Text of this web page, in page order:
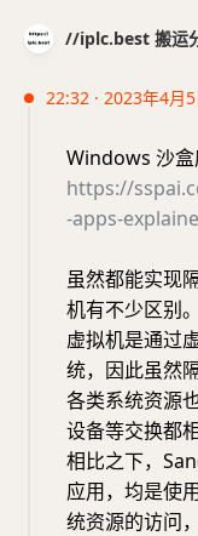
//iplc.best 搬运
22:32 · 2023年4月5
Windows 沙
https://
-apps-
虽然都能实现
机有不少区别。
虚拟机是通过
统，因此虽然
各类系统资源
设备等交换都
相比之下，
应用，均是使
统资源的访问